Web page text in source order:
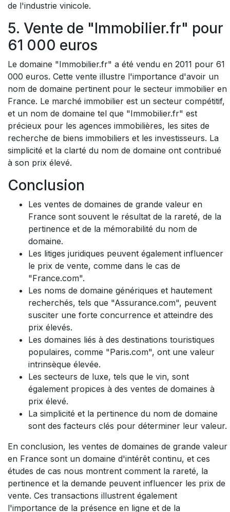
de l'industrie vinicole.
5. Vente de "Immobilier.fr" pour
61 000 euros
Le domaine "Immobilier.fr" a été vendu en 2011 pour 61
000 euros. Cette vente illustre l'importance d'avoir un
nom de domaine pertinent pour le secteur immobilier en
France. Le marché immobilier est un secteur compétitif,
et un nom de domaine tel que "Immobilier.fr" est
précieux pour les agences immobilières, les sites de
recherche de biens immobiliers et les investisseurs. La
simplicité et la clarté du nom de domaine ont contribué
à son prix élevé.
Conclusion
Les ventes de domaines de grande valeur en
France sont souvent le résultat de la rareté, de la
pertinence et de la mémorabilité du nom de
domaine.
Les litiges juridiques peuvent également influencer
le prix de vente, comme dans le cas de
"France.com".
Les noms de domaine génériques et hautement
recherchés, tels que "Assurance.com", peuvent
susciter une forte concurrence et atteindre des
prix élevés.
Les domaines liés à des destinations touristiques
populaires, comme "Paris.com", ont une valeur
intrinsèque élevée.
Les secteurs de luxe, tels que le vin, sont
également propices à des ventes de domaines à
prix élevé.
La simplicité et la pertinence du nom de domaine
sont des facteurs clés pour déterminer leur valeur.
En conclusion, les ventes de domaines de grande valeur
en France sont un domaine d'intérêt continu, et ces
études de cas nous montrent comment la rareté, la
pertinence et la demande peuvent influencer les prix de
vente. Ces transactions illustrent également
l'importance de la présence en ligne et de la